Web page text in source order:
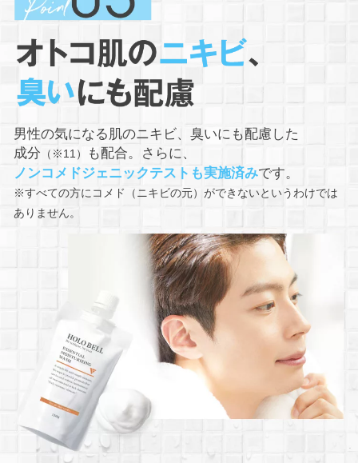
男性の気になる肌のニキビ、臭いにも配慮した
成分 （※11）
も配合。さらに、
ノンコメドジェニックテストも実施済みです。
※すべての方にコメド（ニキビの元）ができないというわけでは
ありません。